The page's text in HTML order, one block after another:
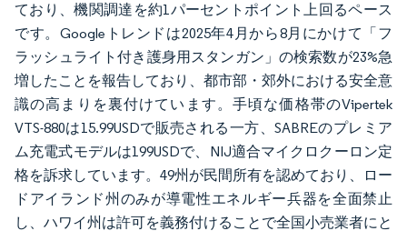
ており、機関調達を約1パーセントポイント上回るペース
です。Googleトレンドは2025年4月から8月にかけて「フ
ラッシュライト付き護身用スタンガン」の検索数が23%急
増したことを報告しており、都市部・郊外における安全意
識の高まりを裏付けています。手頃な価格帯のVipertek
VTS-880は15.99USDで販売される一方、SABREのプレミア
ム充電式モデルは199USDで、NIJ適合マイクロクーロン定
格を訴求しています。49州が民間所有を認めており、ロー
ドアイランド州のみが導電性エネルギー兵器を全面禁止
し、ハワイ州は許可を義務付けることで全国小売業者にと